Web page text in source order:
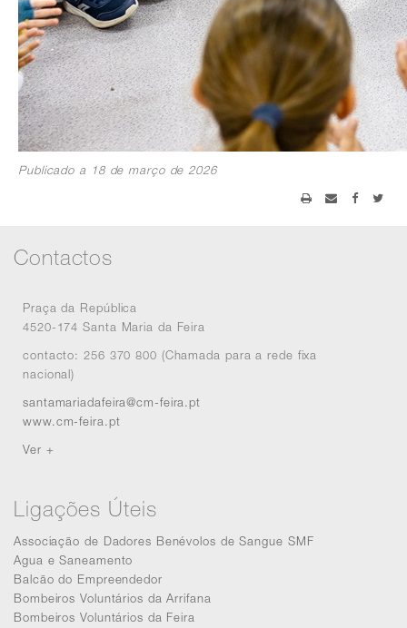
Publicado a 18 de março de 2026
Contactos
Praça da República
4520-174 Santa Maria da Feira
contacto: 256 370 800 (Chamada para a rede fixa
nacional)
santamariadafeira@cm-feira.pt
www.cm-feira.pt
Ver +
Ligações Úteis
Associação de Dadores Benévolos de Sangue SMF
Agua e Saneamento
Balcão do Empreendedor
Bombeiros Voluntários da Arrifana
Bombeiros Voluntários da Feira